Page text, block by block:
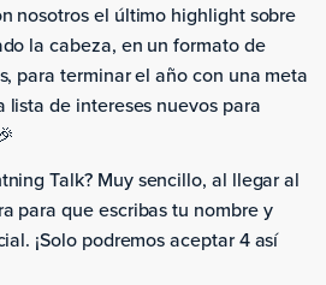
nosotros el último highlight sobre
la cabeza, en un formato de
para terminar el año con una meta
lista de intereses nuevos para
Talk? Muy sencillo, al llegar al
para que escribas tu nombre y
¡Solo podremos aceptar 4 así